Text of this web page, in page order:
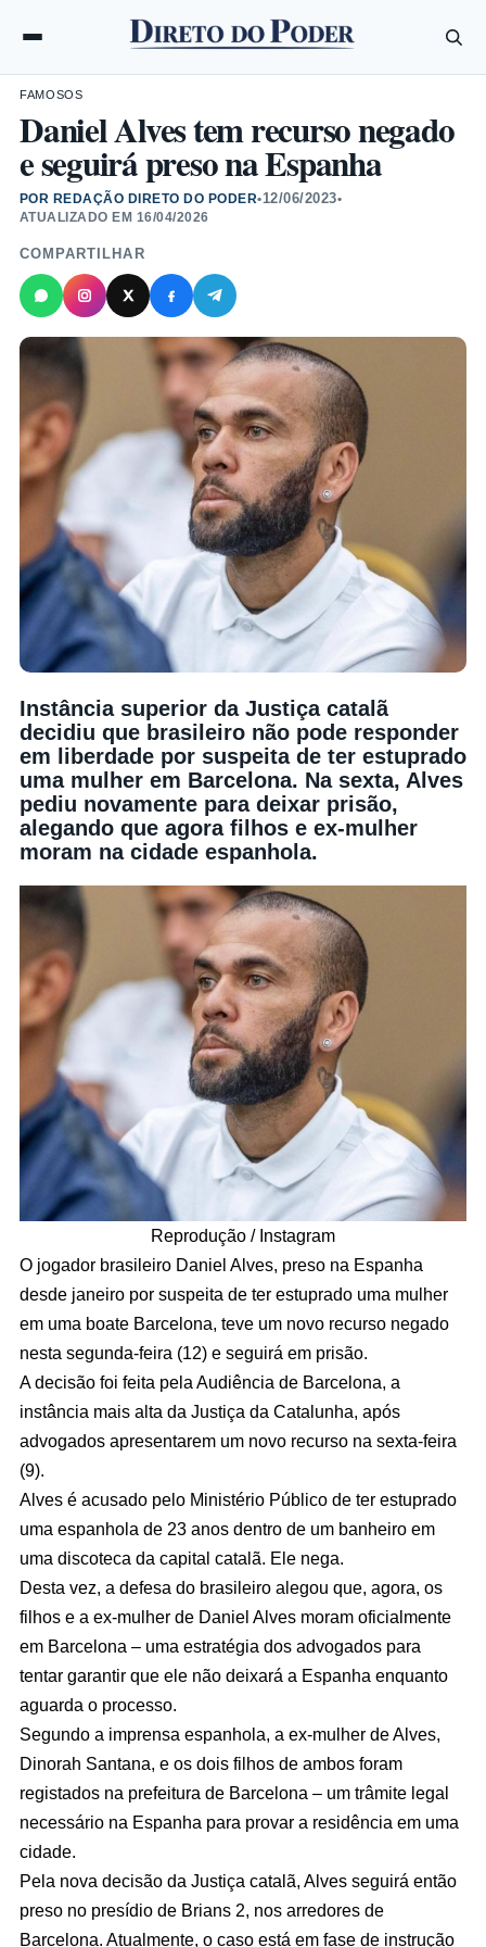
FAMOSOS
Daniel Alves tem recurso negado
e seguirá preso na Espanha
POR REDAÇÃO DIRETO DO PODER•12/06/2023•
ATUALIZADO EM 16/04/2026
COMPARTILHAR
Instância superior da Justiça catalã
decidiu que brasileiro não pode responder
em liberdade por suspeita de ter estuprado
uma mulher em Barcelona. Na sexta, Alves
pediu novamente para deixar prisão,
alegando que agora filhos e ex-mulher
moram na cidade espanhola.
Reprodução / Instagram
O jogador brasileiro Daniel Alves, preso na Espanha
desde janeiro por suspeita de ter estuprado uma mulher
em uma boate Barcelona, teve um novo recurso negado
nesta segunda-feira (12) e seguirá em prisão.
A decisão foi feita pela Audiência de Barcelona, a
instância mais alta da Justiça da Catalunha, após
advogados apresentarem um novo recurso na sexta-feira
(9).
Alves é acusado pelo Ministério Público de ter estuprado
uma espanhola de 23 anos dentro de um banheiro em
uma discoteca da capital catalã. Ele nega.
Desta vez, a defesa do brasileiro alegou que, agora, os
filhos e a ex-mulher de Daniel Alves moram oficialmente
em Barcelona – uma estratégia dos advogados para
tentar garantir que ele não deixará a Espanha enquanto
aguarda o processo.
Segundo a imprensa espanhola, a ex-mulher de Alves,
Dinorah Santana, e os dois filhos de ambos foram
registados na prefeitura de Barcelona – um trâmite legal
necessário na Espanha para provar a residência em uma
cidade.
Pela nova decisão da Justiça catalã, Alves seguirá então
preso no presídio de Brians 2, nos arredores de
Barcelona. Atualmente, o caso está em fase de instrução